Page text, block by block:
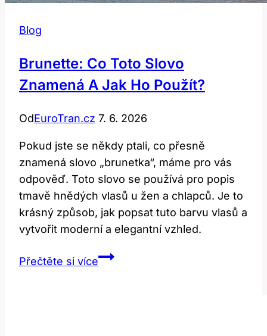
Blog
Brunette: Co Toto Slovo
Znamená A Jak Ho Použít?
OdEuroTran.cz 7. 6. 2026
Pokud jste se někdy ptali, co přesně
znamená slovo „brunetka“, máme pro vás
odpověď. Toto slovo se používá pro popis
tmavě hnědých vlasů u žen a chlapců. Je to
krásný způsob, jak popsat tuto barvu vlasů a
vytvořit moderní a elegantní vzhled.
Přečtěte si víceBrunette: